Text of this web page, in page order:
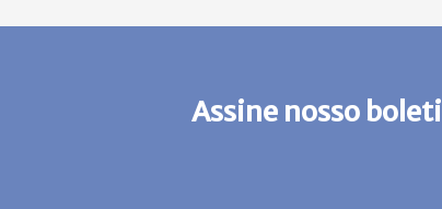
Assine nosso